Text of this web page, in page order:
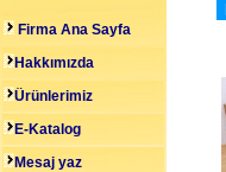
Firma Ana Sayfa
Hakkımızda
Ürünlerimiz
E-Katalog
Mesaj yaz